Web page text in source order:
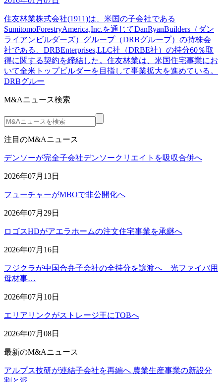
住友林業株式会社(1911)は、米国の子会社である
SumitomoForestryAmerica,Inc.を通じてDanRyanBuilders（ダン
ライアンビルダーズ）グループ（DRBグループ）の持株会
社である、DRBEnterprises,LLC社（DRBE社）の持分60％取
得に関する契約を締結した。住友林業は、米国住宅事業にお
いて全米トップビルダーを目指して事業拡大を進めている。
DRBグルー
M&Aニュース検索
注目のM&Aニュース
デンソーが完全子会社デンソークリエイトを吸収合併へ
2026年07月13日
フューチャーがMBOで非公開化へ
2026年07月29日
ロゴスHDがアエラホームの注文住宅事業を承継へ
2026年07月16日
フジクラが中国合弁子会社の全持分を譲渡へ 光ファイバ用
母材事…
2026年07月10日
エリアリンクがストレージ王にTOBへ
2026年07月08日
最新のM&Aニュース
アルプス技研が連結子会社を再編へ 農業生産事業の新設分